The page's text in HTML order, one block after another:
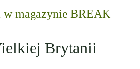
magazynie BREAK
Brytanii